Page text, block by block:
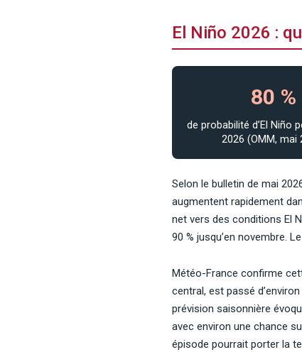
El Niño 2026 :
80 %
de probabilité d’El Niño
2026 (OMM, mai
Selon le bulletin de mai
augmentent rapidement
net vers des conditions El
90 % jusqu’en novembre.
Météo-France confirme
central, est passé
prévision saisonnière
avec environ une chance
épisode pourrait porter la